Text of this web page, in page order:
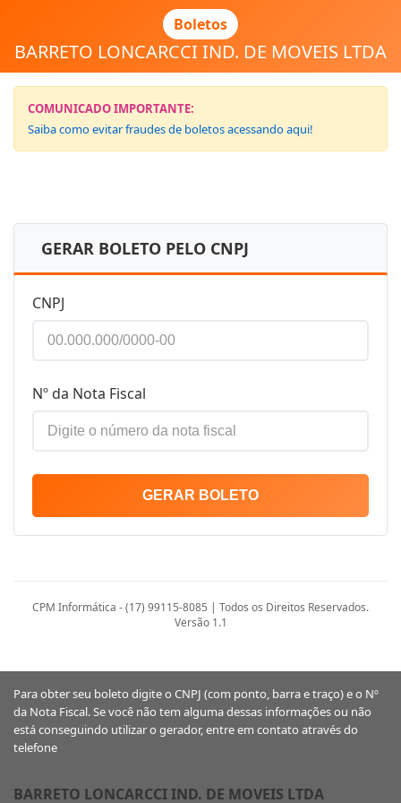
Boletos
BARRETO LONCARCCI IND. DE MOVEIS LTDA
Para obter seu boleto digite o CNPJ (com ponto, barra e traço) e o Nº
da Nota Fiscal. Se você não tem alguma dessas informações ou não
está conseguindo utilizar o gerador, entre em contato através do
telefone
BARRETO LONCARCCI IND. DE MOVEIS LTDA
COMUNICADO IMPORTANTE:
Saiba como evitar fraudes de boletos acessando aqui!
GERAR BOLETO PELO CNPJ
CNPJ
Nº da Nota Fiscal
GERAR BOLETO
CPM Informática - (17) 99115-8085 | Todos os Direitos Reservados.
Versão 1.1